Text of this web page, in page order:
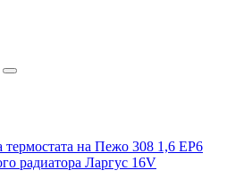
термостата на Пежо 308 1,6 EP6
радиатора Ларгус 16V